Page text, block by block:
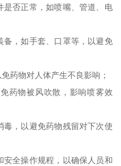
是否正常，如喷嘴、管道、电
备，如手套、口罩等，以避免
药物对人体产生不良影响；
药物被风吹散，影响喷雾效
毒，以避免药物残留对下次使
安全操作规程，以确保人员和